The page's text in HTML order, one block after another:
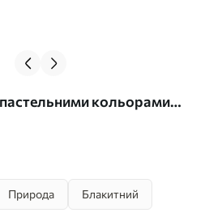
кольорами
стовбурами, рожево-
Природа Блакитний